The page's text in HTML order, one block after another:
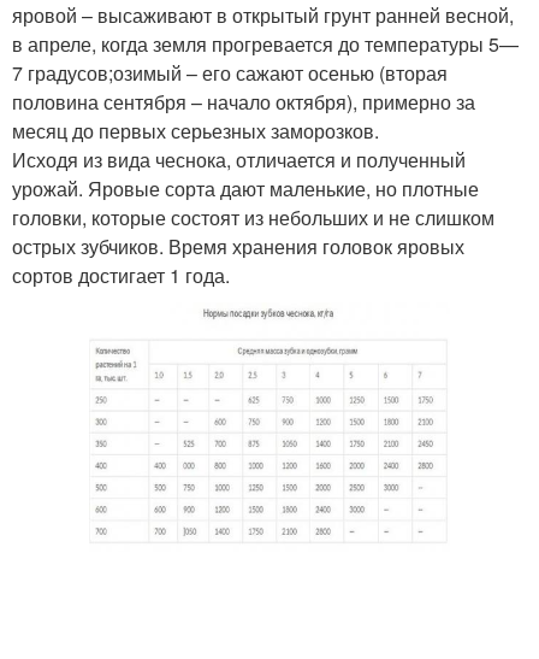
яровой – высаживают в открытый грунт ранней весной,
в апреле, когда земля прогревается до температуры 5—
7 градусов;озимый – его сажают осенью (вторая
половина сентября – начало октября), примерно за
месяц до первых серьезных заморозков.
Исходя из вида чеснока, отличается и полученный
урожай. Яровые сорта дают маленькие, но плотные
головки, которые состоят из небольших и не слишком
острых зубчиков. Время хранения головок яровых
сортов достигает 1 года.